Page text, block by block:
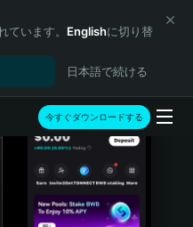
ています。 Englishに切り替
日本語で続ける
今すぐダウンロードする